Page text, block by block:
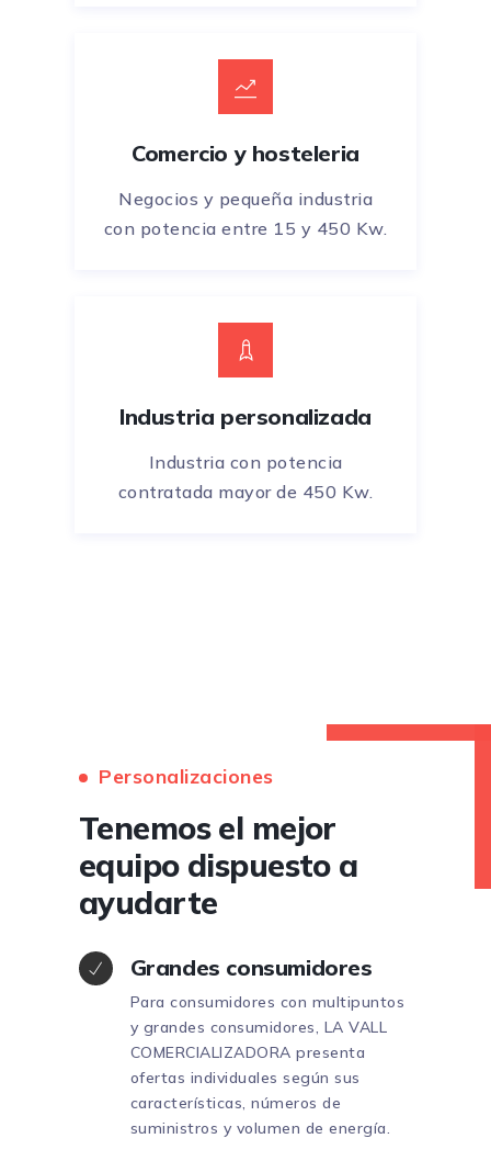
Comercio y hosteleria
Negocios y pequeña industria
con potencia entre 15 y 450 Kw.
Industria personalizada
Industria con potencia
contratada mayor de 450 Kw.
Personalizaciones
Tenemos el mejor
equipo dispuesto a
ayudarte
Grandes consumidores
Para consumidores con multipuntos
y grandes consumidores, LA VALL
COMERCIALIZADORA presenta
ofertas individuales según sus
características, números de
suministros y volumen de energía.